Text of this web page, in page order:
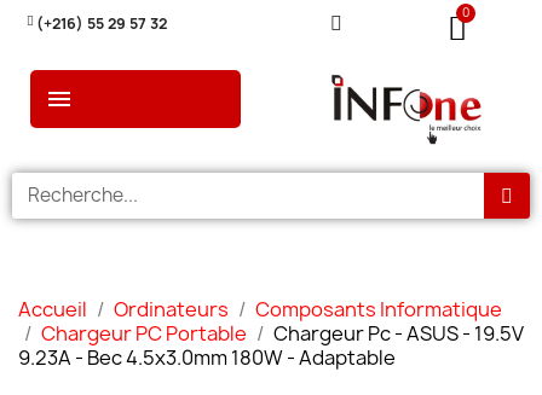
(+216) 55 29 57 32
Accueil Ordinateurs
Composants Informatique
Chargeur PC Portable
Chargeur Pc - ASUS - 19.5V
9.23A - Bec 4.5x3.0mm 180W - Adaptable